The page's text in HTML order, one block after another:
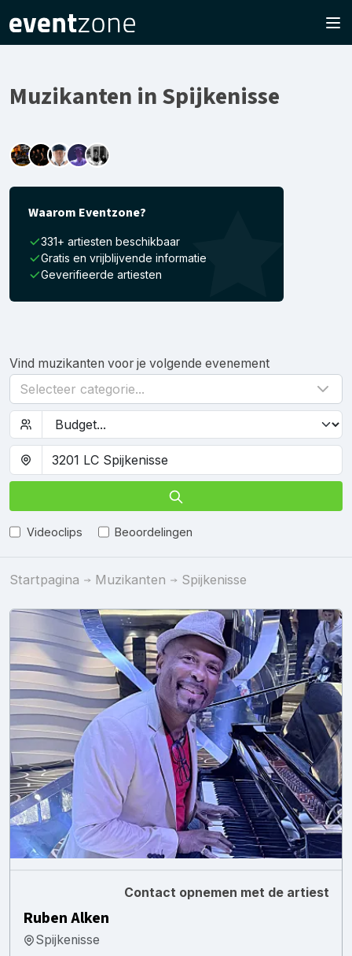
Muzikanten in Spijkenisse
Waarom Eventzone?
331+ artiesten beschikbaar
Gratis en vrijblijvende informatie
Geverifieerde artiesten
Vind muzikanten voor je volgende evenement
Selecteer categorie...
Videoclips Beoordelingen
Startpagina Muzikanten Spijkenisse
Contact opnemen met de artiest
Ruben Alken
Spijkenisse